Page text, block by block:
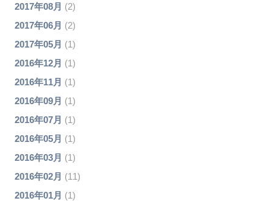
2017年08月 (2)
2017年06月 (2)
2017年05月 (1)
2016年12月 (1)
2016年11月 (1)
2016年09月 (1)
2016年07月 (1)
2016年05月 (1)
2016年03月 (1)
2016年02月 (11)
2016年01月 (1)